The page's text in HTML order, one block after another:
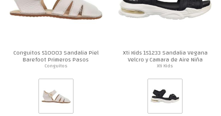
Conguitos 510003 Sandalia Piel
Barefoot Primeros Pasos
Conguitos
Xti Kids 151233 Sandalia Vegana
Velcro y Camara de Aire Niña
Xti Kids